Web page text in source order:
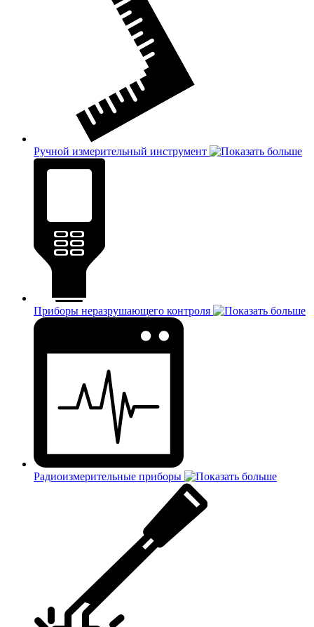
Ручной измерительный инструмент
Приборы неразрушающего контроля
Радиоизмерительные приборы